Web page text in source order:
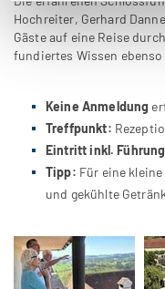
Hochreiter, Gerhard
Gäste auf eine Reise
fundiertes Wissen
Keine Anmeldung
Treffpunkt:
Eintritt inkl.
Tipp: Für eine
und gekühlte